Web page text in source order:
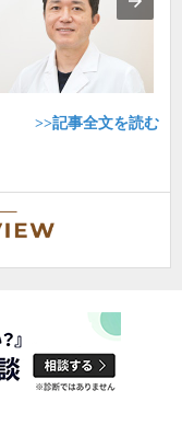
>>記事全文を読む